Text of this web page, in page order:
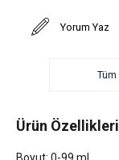
Yorum Yaz
Tüm
Ürün Özellikleri